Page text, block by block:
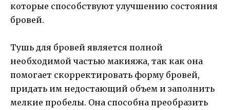
которые способствуют улучшению состояния
бровей.
Тушь для бровей является полной
необходимой частью макияжа, так как она
помогает скорректировать форму бровей,
придать им недостающий объем и заполнить
мелкие пробелы. Она способна преобразить